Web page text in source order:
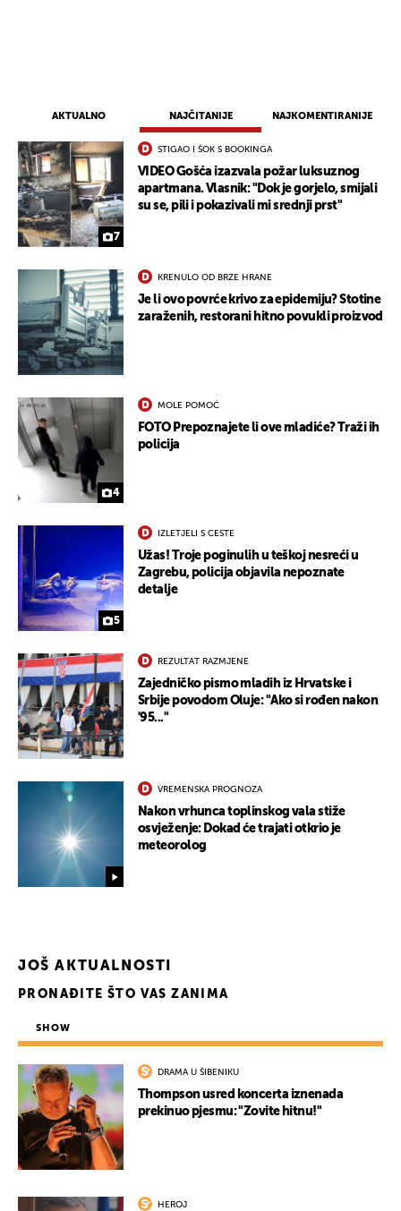
AKTUALNO NAJČITANIJE NAJKOMENTIRANIJE
7
STIGAO I ŠOK S BOOKINGA
VIDEO Gošća izazvala požar luksuznog
apartmana. Vlasnik: "Dok je gorjelo, smijali
su se, pili i pokazivali mi srednji prst"
KRENULO OD BRZE HRANE
Je li ovo povrće krivo za epidemiju? Stotine
zaraženih, restorani hitno povukli proizvod
4
MOLE POMOĆ
FOTO Prepoznajete li ove mladiće? Traži ih
policija
5
IZLETJELI S CESTE
Užas! Troje poginulih u teškoj nesreći u
Zagrebu, policija objavila nepoznate
detalje
REZULTAT RAZMJENE
Zajedničko pismo mladih iz Hrvatske i
Srbije povodom Oluje: "Ako si rođen nakon
'95..."
VREMENSKA PROGNOZA
Nakon vrhunca toplinskog vala stiže
osvježenje: Dokad će trajati otkrio je
meteorolog
JOŠ AKTUALNOSTI
PRONAĐITE ŠTO VAS ZANIMA
SHOW
DRAMA U ŠIBENIKU
Thompson usred koncerta iznenada
prekinuo pjesmu: "Zovite hitnu!"
HEROJ
UKLJUČITE NOTIFIKACIJE